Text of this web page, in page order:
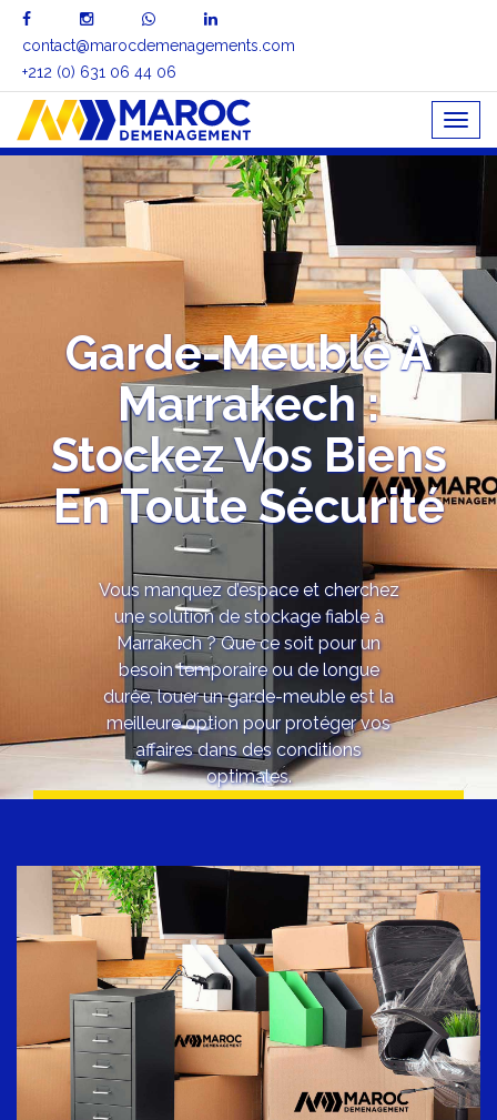
contact@marocdemenagements.com
+212 (0) 631 06 44 06
Garde-Meuble À
Marrakech :
Stockez Vos Biens
En Toute Sécurité
Vous manquez d’espace et cherchez
une solution de stockage fiable à
Marrakech ? Que ce soit pour un
besoin temporaire ou de longue
durée, louer un garde-meuble est la
meilleure option pour protéger vos
affaires dans des conditions
optimales.